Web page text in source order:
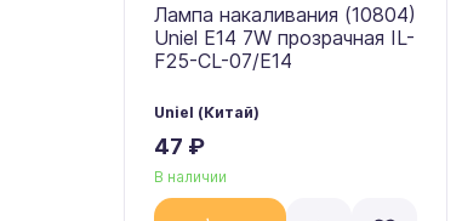
Лампа накаливания (10804)
Uniel E14 7W прозрачная IL-
F25-CL-07/E14
Uniel (Китай)
47 ₽
В наличии